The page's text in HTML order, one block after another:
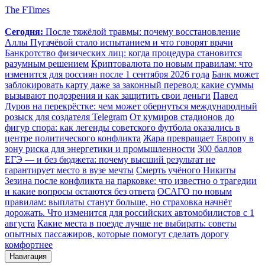
The FTimes
Сегодня: После тяжёлой травмы: почему восстановление
Аллы Пугачёвой стало испытанием и что говорят врачи
Банкротство физических лиц: когда процедура становится
разумным решением Криптовалюта по новым правилам: что
изменится для россиян после 1 сентября 2026 года Банк может
заблокировать карту даже за законный перевод: какие суммы
вызывают подозрения и как защитить свои деньги Павел
Дуров на перекрёстке: чем может обернуться международный
розыск для создателя Telegram От кумиров стадионов до
фигур спора: как легенды советского футбола оказались в
центре политического конфликта Жара превращает Европу в
зону риска для энергетики и промышленности 300 баллов
ЕГЭ — и без бюджета: почему высший результат не
гарантирует место в вузе мечты Смерть учёного Никиты
Зезина после конфликта на парковке: что известно о трагедии
и какие вопросы остаются без ответа ОСАГО по новым
правилам: выплаты станут больше, но страховка начнёт
дорожать. Что изменится для российских автомобилистов с 1
августа Какие места в поезде лучше не выбирать: советы
опытных пассажиров, которые помогут сделать дорогу
комфортнее
Навигация